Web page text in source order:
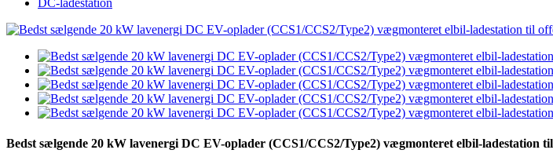
DC-ladestation
Bedst sælgende 20 kW lavenergi DC EV-oplader (CCS1/CCS2/Type2) vægmonteret elbil-ladestation